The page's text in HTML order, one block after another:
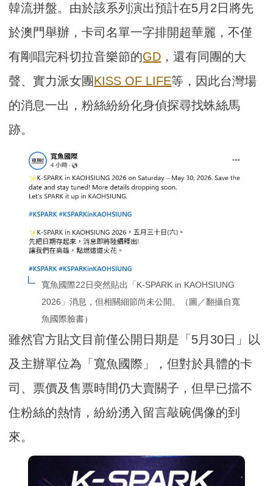
韓流拼盤。由於該系列演出預計在5月2日將先
於澳門舉辦，卡司名單一字排開超華麗，不僅
有剛唱完科切拉音樂節的GD ，還有同團的大
聲、實力派女團KISS OF LIFE等，因此台灣場
的消息一出，粉絲紛紛化身偵探尋找蛛絲馬
跡。
寬魚國際22日突然貼出「K-SPARK in KAOHSIUNG
2026」消息，但相關細節尚未公開。（圖／翻攝自寬
魚國際臉書）
雖然官方貼文目前僅公開日期是「5月30日」以
及主辦單位為「寬魚國際」，但對於具體的卡
司、票價及售票時間仍大賣關子，但早已擋不
住粉絲的熱情，紛紛湧入留言敲碗偶像的到
來。